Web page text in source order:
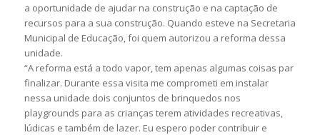
a oportunidade de ajudar na construção e na captação de
recursos para a sua construção. Quando esteve na Secretaria
Municipal de Educação, foi quem autorizou a reforma dessa
unidade.
“A reforma está a todo vapor, tem apenas algumas coisas par
finalizar. Durante essa visita me comprometi em instalar
nessa unidade dois conjuntos de brinquedos nos
playgrounds para as crianças terem atividades recreativas,
lúdicas e também de lazer. Eu espero poder contribuir e